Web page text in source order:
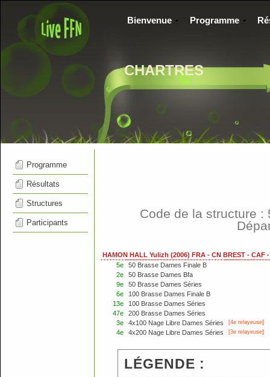
CHARTRES
Bienvenue Programme
Programme
Résultats
Structures
Participants
Code de la structure :
HAMON HALL Yulizh (2006) FRA - CN BREST - CAF
5e
50 Brasse Dames Finale B
2e
50 Brasse Dames Bfa
9e
50 Brasse Dames Séries
6e
100 Brasse Dames Finale B
13e
100 Brasse Dames Séries
47e
200 Brasse Dames Séries
3e
4x100 Nage Libre Dames Séries [4e relayeuse]
4e 4x200 Nage Libre Dames Séries [3e relayeuse]
LÉGENDE :